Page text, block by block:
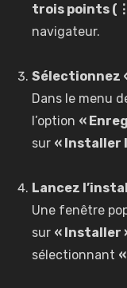
trois points
navigateur.
Sélectionnez
Dans le menu
l’option «
sur « Installer
Lancez
Une fenêtre
sur « Installer
sélectionnant